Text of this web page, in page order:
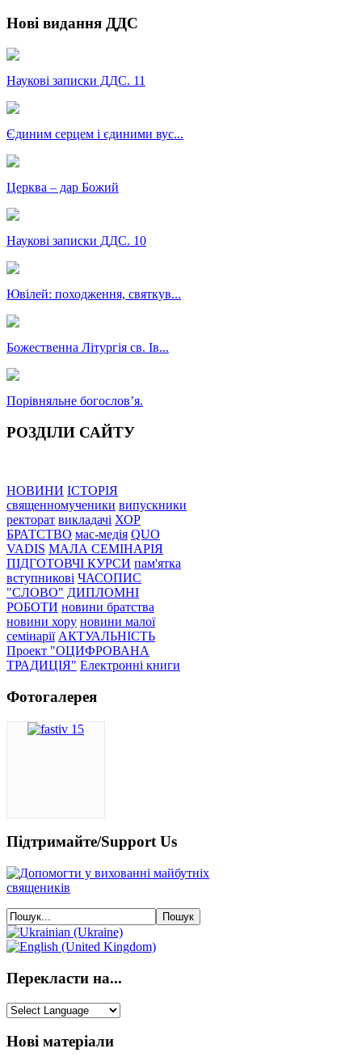
Нові видання ДДС
Наукові записки ДДС. 11
Єдиним серцем і єдиними вус...
Церква – дар Божий
Наукові записки ДДС. 10
Ювілей: походження, святкув...
Божественна Літургія св. Ів...
Порівняльне богословʼя.
РОЗДІЛИ САЙТУ
НОВИНИ ІСТОРІЯ
священномученики випускники
ректорат викладачі ХОР
БРАТСТВО мас-медія QUO
VADIS МАЛА СЕМІНАРІЯ
ПІДГОТОВЧІ КУРСИ пам'ятка
вступникові ЧАСОПИС
"СЛОВО" ДИПЛОМНІ
РОБОТИ новини братства
новини хору новини малої
семінарії АКТУАЛЬНІСТЬ
Проект "ОЦИФРОВАНА
ТРАДИЦІЯ" Електронні книги
Фотогалерея
Підтримайте/Support Us
Перекласти на...
Нові матеріали